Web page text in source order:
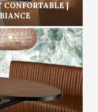
CONFORTABLE |